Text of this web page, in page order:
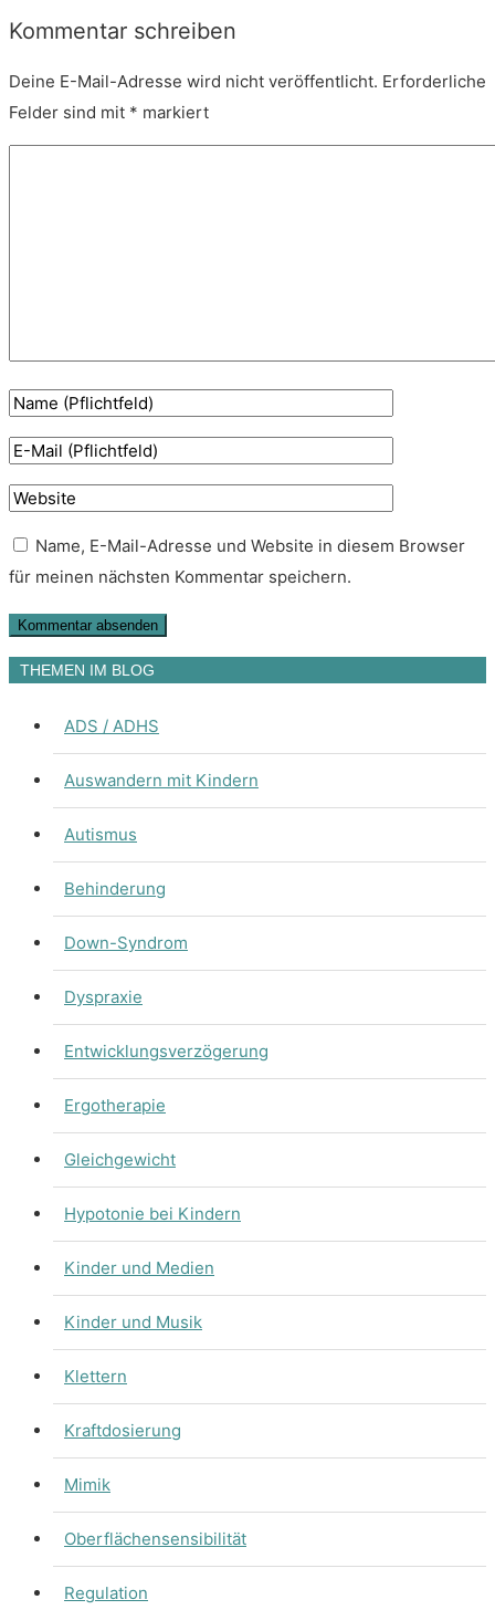
Kommentar schreiben
Deine E-Mail-Adresse wird nicht veröffentlicht. Erforderliche
Felder sind mit * markiert
Name, E-Mail-Adresse und Website in diesem Browser
für meinen nächsten Kommentar speichern.
THEMEN IM BLOG
ADS / ADHS
Auswandern mit Kindern
Autismus
Behinderung
Down-Syndrom
Dyspraxie
Entwicklungsverzögerung
Ergotherapie
Gleichgewicht
Hypotonie bei Kindern
Kinder und Medien
Kinder und Musik
Klettern
Kraftdosierung
Mimik
Oberflächensensibilität
Regulation